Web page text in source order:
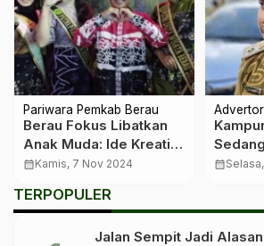
Pariwara Pemkab Berau
Berau Fokus Libatkan
Anak Muda: Ide Kreatif
Jadi Kunci Sukses Event
calendar_monthKamis, 7 Nov 2024 calendar_month
TERPOPULER
Jalan Sempit Jadi